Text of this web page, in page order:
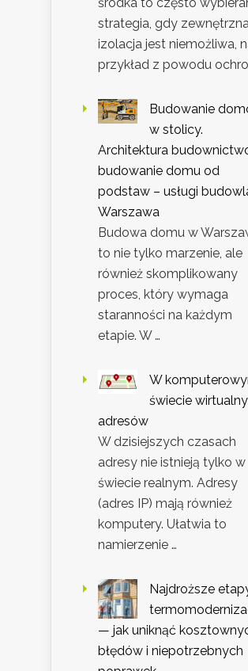
strategia, gdy
izolacja jest niemożliwa,
przykład z powodu
Budowanie
w stolicy.
Architektura
budowanie domu od
podstaw – usługi
Warszawa
Budowa domu w
to nie tylko marzenie, ale
również skomplikowany
proces, który wymaga
staranności na każdym
etapie. W …
W
świecie
adresów
W dzisiejszych czasach
adresy nie istnieją tylko w
świecie realnym. Adresy
(adres IP) mają również
komputery. Ułatwia to
namierzenie …
Najdroższe
— jak uniknąć
błędów i niepotrzebnych